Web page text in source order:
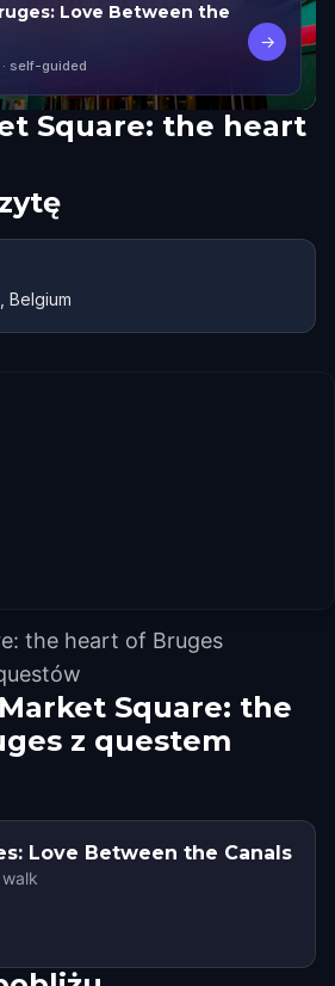
Love Between the
· self-guided
→
Square: the heart
Belgium
the heart of Bruges
Square: the
z questem
Love Between the Canals